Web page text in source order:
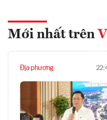
Mới nhất trên
Địa phương